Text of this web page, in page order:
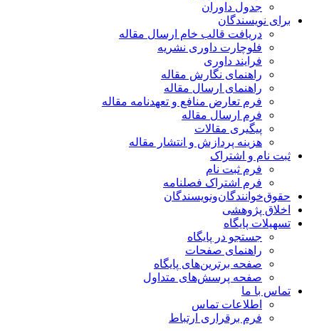
جدول داوران
برای نویسندگان
دریافت قالب خام ارسال مقاله
فلوچارت داوری نشریه
فرایند داوری
راهنمای نگارش مقاله
راهنمای ارسال مقاله
فرم تعارض منافع و تعهدنامه مقاله
فرم ارسال مقاله
پیگیری مقالات
هزینه پردازش و انتشار مقاله
ثبت نام و اشتراک
فرم ثبت نام
فرم اشتراک فصلنامه
حقوق‌خوانندگان‌و‌نویسندگان
اخلاق پژوهشی
تسهیلات پایگاه
جستجو در پایگاه
راهنمای صفحات
صفحه برترین‌های پایگاه
صفحه پرسش‌های متداول
تماس با ما
اطلاعات تماس
فرم برقراری ارتباط